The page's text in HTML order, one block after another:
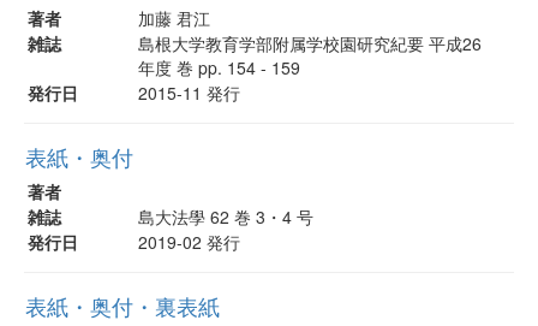
著者
加藤 君江
雑誌
島根大学教育学部附属学校園研究紀要 平成26
年度 巻 pp. 154 - 159
発行日
2015-11 発行
表紙・奥付
著者
雑誌
島大法學 62 巻 3・4 号
発行日
2019-02 発行
表紙・奥付・裏表紙